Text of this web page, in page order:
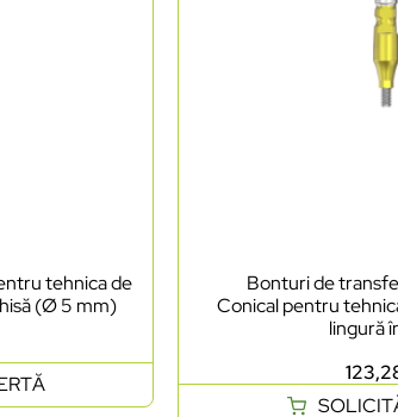
tehnica de
(Ø 5 mm)
Bonturi de
Conical pentru
lingură